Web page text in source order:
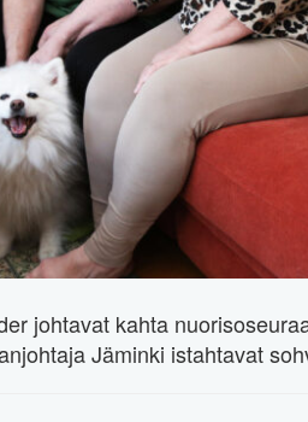
johtavat kahta
Jäminki istahtavat